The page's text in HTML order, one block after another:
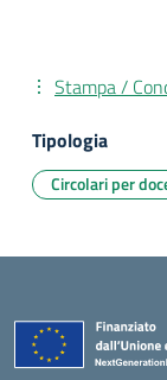
Stampa /
Tipologia
Circolari per